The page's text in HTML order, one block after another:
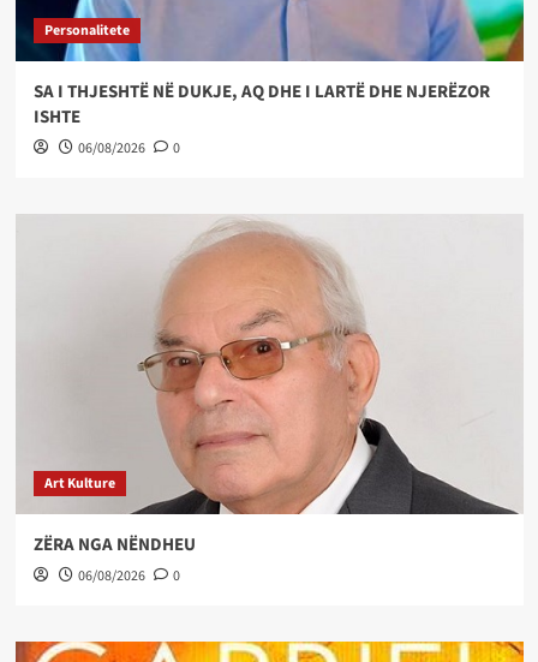
Personalitete
SA I THJESHTË NË DUKJE, AQ DHE I LARTË DHE NJERËZOR
ISHTE
06/08/2026 0
Art Kulture
ZËRA NGA NËNDHEU
06/08/2026 0